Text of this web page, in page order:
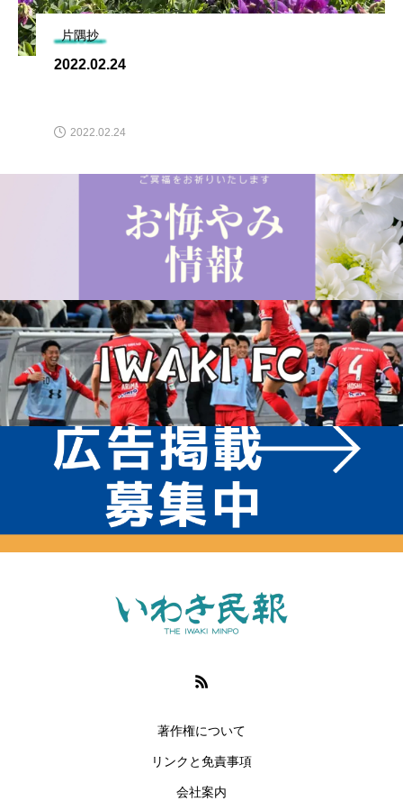
片隅抄
2022.02.24
2022.02.24
著作権について
リンクと免責事項
会社案内